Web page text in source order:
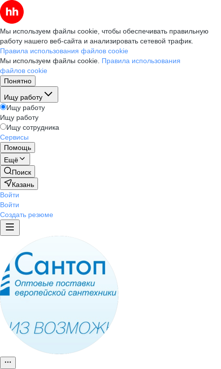
Мы используем файлы cookie, чтобы обеспечивать правильную
работу нашего веб-сайта и анализировать сетевой трафик.
Правила использования файлов cookie
Мы используем файлы cookie. Правила использования
файлов cookie
Понятно
Ищу работу
Ищу работу
Ищу работу
Ищу сотрудника
Сервисы
Помощь
Ещё
Поиск
Казань
Войти
Войти
Создать резюме